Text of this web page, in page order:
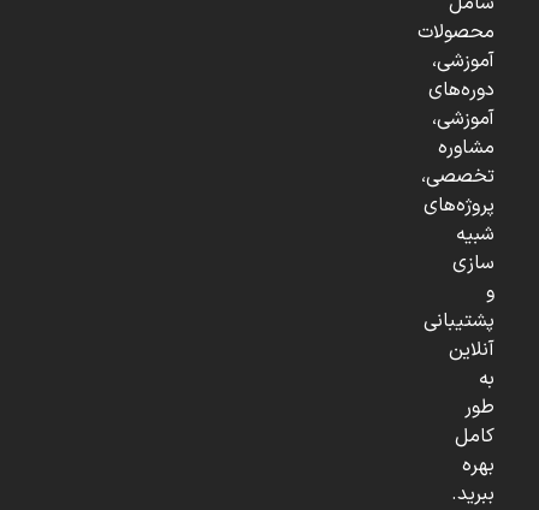
محصولات
آموزشی،
دوره‌های
آموزشی،
مشاوره
تخصصی،
پروژه‌های
شبیه
سازی
و
پشتیبانی
آنلاین
به
طور
کامل
بهره
ببرید.